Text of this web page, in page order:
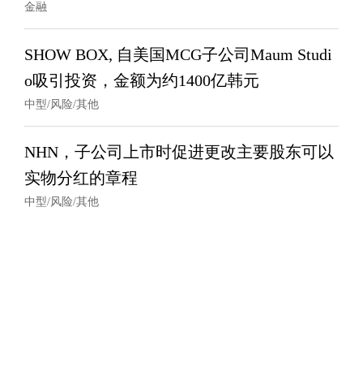
金融
SHOW BOX, 自美国MCG子公司Maum Studi
o吸引投资，金额为约1400亿韩元
中型/风险/其他
NHN，子公司上市时促进更改主要股东可以
实物分红的章程
中型/风险/其他